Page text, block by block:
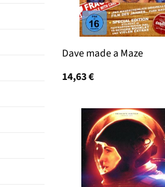
Dave made a Maze
14,63€